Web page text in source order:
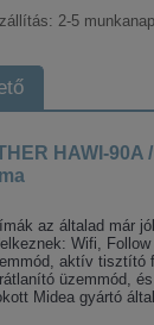
2-5 munkanap
HAWI-90A
az általad már
Wifi, Follow
aktív tisztító
üzemmód,
Midea gyártó